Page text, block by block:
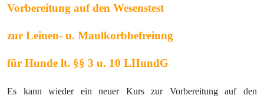
Vorbereitung auf den Wesenstest
zur Leinen- u. Maulkorbbefreiung
für Hunde lt. §§ 3 u. 10 LHundG
Es kann wieder ein neuer Kurs zur Vorbereitung auf den